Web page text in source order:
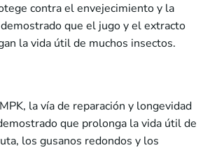
contra el envejecimiento y la
que el jugo y el extracto
la vida útil de muchos insectos.
la vía de reparación y longevidad
que prolonga la vida útil de
los gusanos redondos y los